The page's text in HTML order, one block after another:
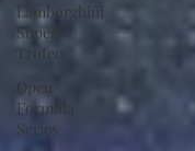
Lamborghini
Super
Trofeo
Open
Formula
Series